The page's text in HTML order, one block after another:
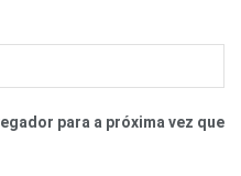
para a próxima vez que